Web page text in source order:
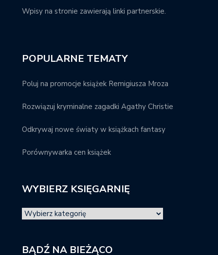
Wpisy na stronie zawierają linki partnerskie.
POPULARNE TEMATY
Poluj na promocje książek Remigiusza Mroza
Rozwiązuj kryminalne zagadki Agathy Christie
Odkrywaj nowe światy w książkach fantasy
Porównywarka cen książek
WYBIERZ KSIĘGARNIĘ
BĄDŹ NA BIEŻĄCO